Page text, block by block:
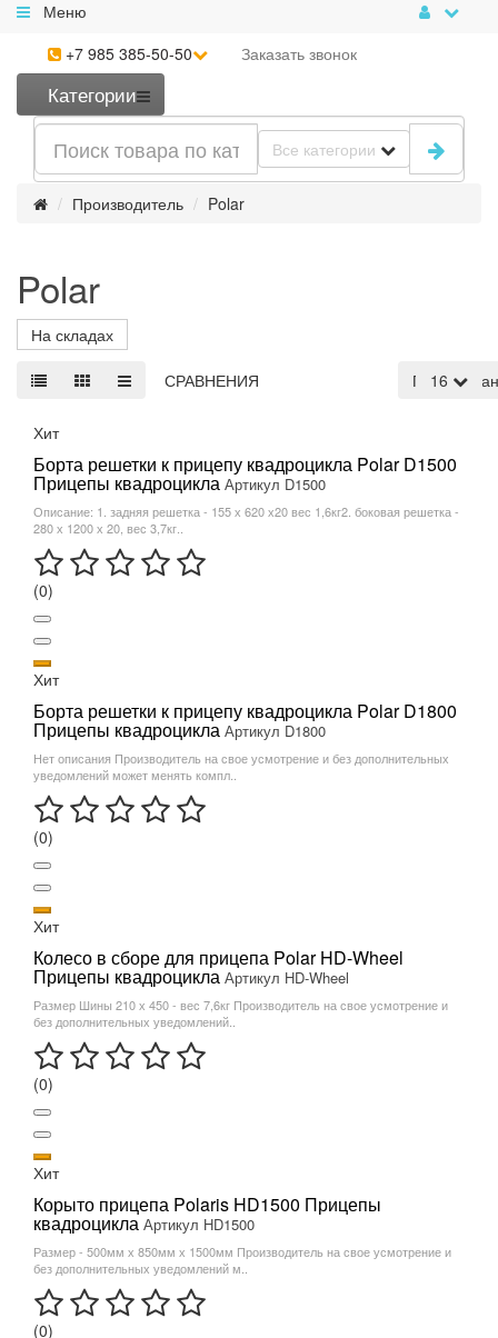
Меню
+7 985 385-50-50
Заказать звонок
Категории
Все категории
Производитель Polar
Polar
На складах
СРАВНЕНИЯ 16
По
Хит
Борта решетки к прицепу квадроцикла Polar D1500
Прицепы квадроцикла Артикул D1500
Описание: 1. задняя решетка - 155 х 620 х20 вес 1,6кг2. боковая решетка -
280 х 1200 х 20, вес 3,7кг..
(0)
Хит
Борта решетки к прицепу квадроцикла Polar D1800
Прицепы квадроцикла Артикул D1800
Нет описания Производитель на свое усмотрение и без дополнительных
уведомлений может менять компл..
(0)
Хит
Колесо в сборе для прицепа Polar HD-Wheel
Прицепы квадроцикла Артикул HD-Wheel
Размер Шины 210 х 450 - вес 7,6кг Производитель на свое усмотрение и
без дополнительных уведомлений..
(0)
Хит
Корыто прицепа Polaris HD1500 Прицепы
квадроцикла Артикул HD1500
Размер - 500мм х 850мм х 1500мм Производитель на свое усмотрение и
без дополнительных уведомлений м..
(0)